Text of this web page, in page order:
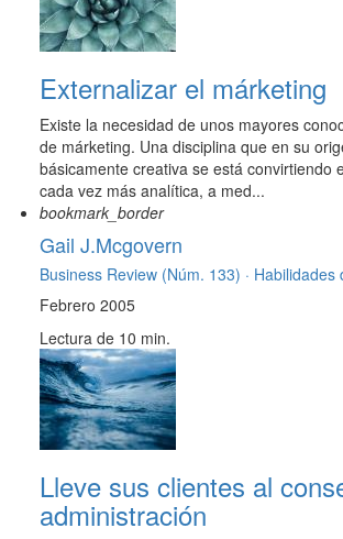
Externalizar el márketing
Existe la necesidad de unos mayores
de márketing. Una disciplina que en su
básicamente creativa se está convirtiendo
cada vez más analítica, a med...
bookmark_border
Gail J.Mcgovern
Business Review (Núm. 133) · Habilidades
Febrero 2005
Lectura de 10 min.
Lleve sus clientes al
administración